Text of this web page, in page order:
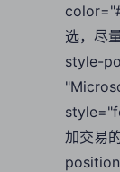
选，尽
style-
加交易